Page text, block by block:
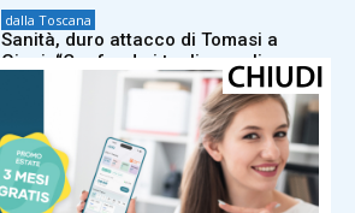
dalla Toscana
Sanità, duro attacco di Tomasi a
Giani: “Confonde i tagli con gli
sprechi, serve una pianificazione
dalla Toscana
Fiamme di bosco in tutta la Regione,
superlavoro per l’Aib